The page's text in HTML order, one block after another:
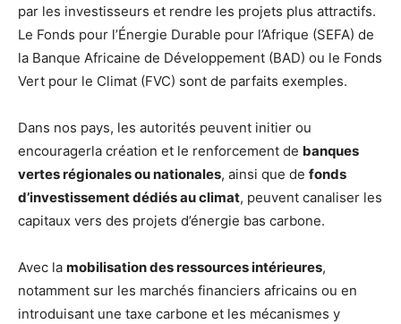
par les investisseurs et rendre les projets plus attractifs.
Le Fonds pour l’Énergie Durable pour l’Afrique (SEFA) de
la Banque Africaine de Développement (BAD) ou le Fonds
Vert pour le Climat (FVC) sont de parfaits exemples.
Dans nos pays, les autorités peuvent initier ou
encouragerla création et le renforcement de banques
vertes régionales ou nationales, ainsi que de fonds
d’investissement dédiés au climat, peuvent canaliser les
capitaux vers des projets d’énergie bas carbone.
Avec la mobilisation des ressources intérieures,
notamment sur les marchés financiers africains ou en
introduisant une taxe carbone et les mécanismes y